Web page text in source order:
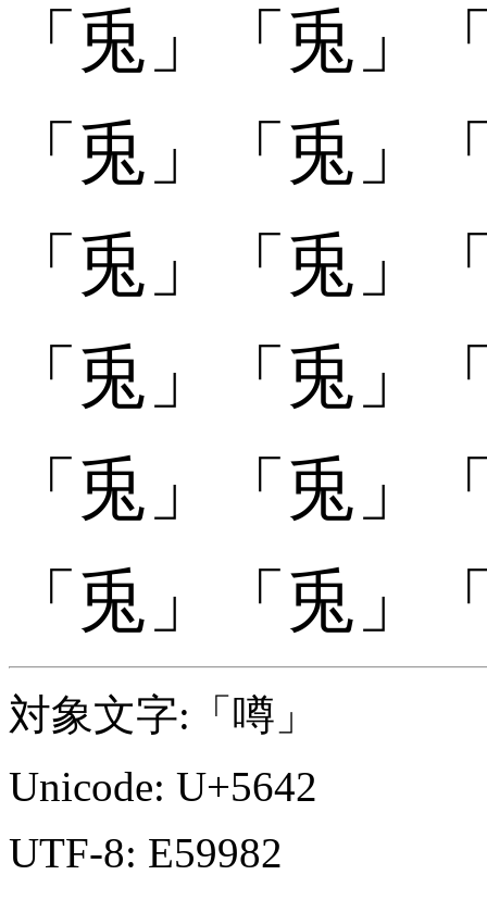
「兎󠄂」 「兎󠄂」
「兎󠄃」 「兎󠄃」
「兎󠄄」 「兎󠄄」
「兎󠄅」 「兎󠄅」
「兎󠄆」 「兎󠄆」
「兎󠄇」 「兎󠄇」
対象文字:「噂」
Unicode: U+5642
UTF-8: E59982